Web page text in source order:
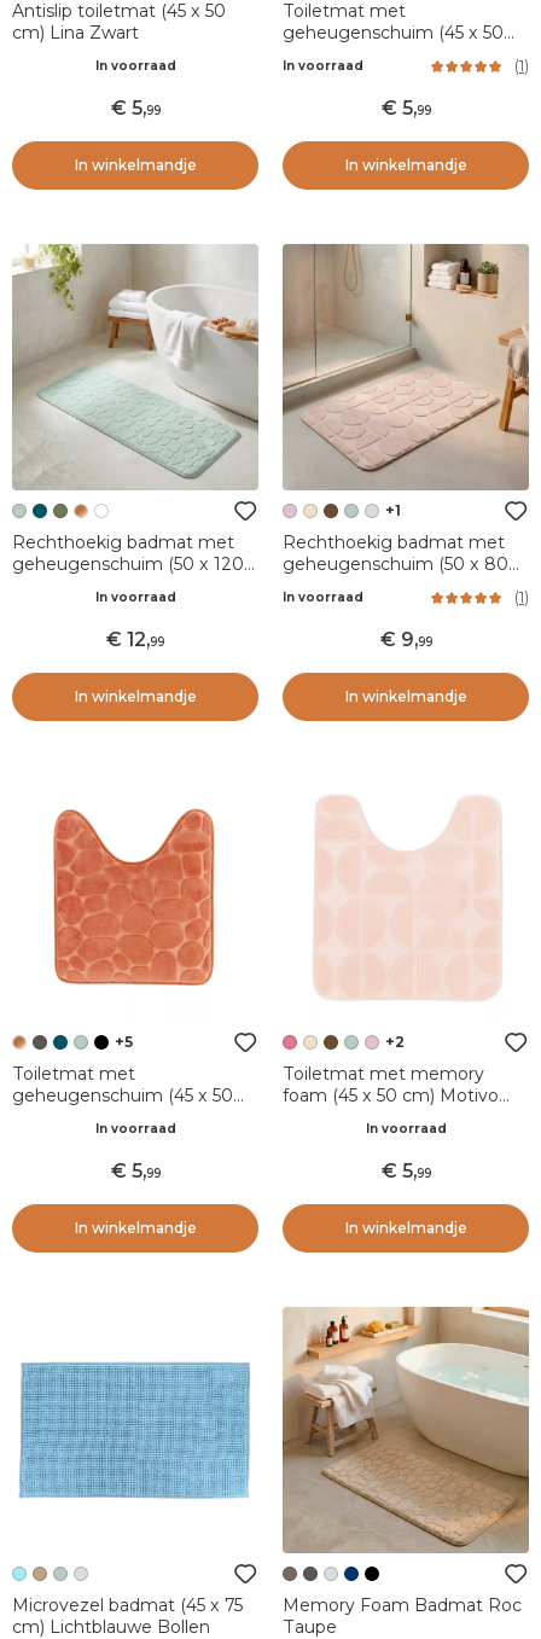
Antislip toiletmat (45 x 50
cm) Lina Zwart
In voorraad
5,99
In winkelmandje
Toiletmat met
geheugenschuim (45 x 50
In voorraad (1)
5,99
In winkelmandje
Rechthoekig badmat met
geheugenschuim (50 x 120
In voorraad
12,99
In winkelmandje
+1
Rechthoekig badmat met
geheugenschuim (50 x 80
In voorraad (1)
9,99
In winkelmandje
+5
Toiletmat met
geheugenschuim (45 x 50
In voorraad
5,99
In winkelmandje
+2
Toiletmat met memory
foam (45 x 50 cm) Motivo
In voorraad
5,99
In winkelmandje
Microvezel badmat (45 x 75
cm) Lichtblauwe Bollen
Memory Foam Badmat Roc
Taupe